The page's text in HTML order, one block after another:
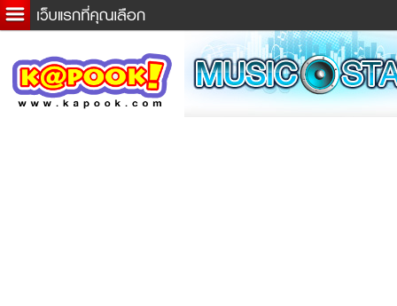
ข่าวด่วน
ละคร